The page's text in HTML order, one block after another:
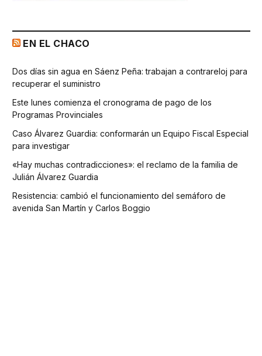
EN EL CHACO
Dos días sin agua en Sáenz Peña: trabajan a contrareloj para
recuperar el suministro
Este lunes comienza el cronograma de pago de los
Programas Provinciales
Caso Álvarez Guardia: conformarán un Equipo Fiscal Especial
para investigar
«Hay muchas contradicciones»: el reclamo de la familia de
Julián Álvarez Guardia
Resistencia: cambió el funcionamiento del semáforo de
avenida San Martín y Carlos Boggio